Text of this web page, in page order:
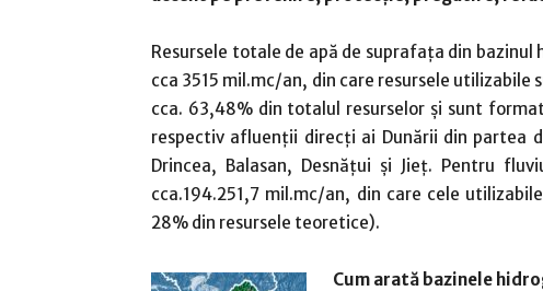
Resursele totale de apă de suprafața din
cca 3515 mil.mc/an, din care resursele
cca. 63,48% din totalul resurselor și sunt
respectiv afluenții direcți ai Dunării din partea
Drincea, Balasan, Desnățui și Jieț. Pentru
cca.194.251,7 mil.mc/an, din care cele
28% din resursele teoretice).
Cum arată bazinele